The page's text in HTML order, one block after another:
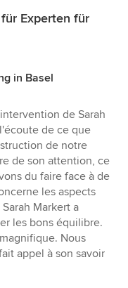
Experten für
in Basel
de Sarah
de ce que
de notre
de son attention, ce
du faire face à de
les aspects
Markert a
les bons équilibre.
Nous
appel à son savoir